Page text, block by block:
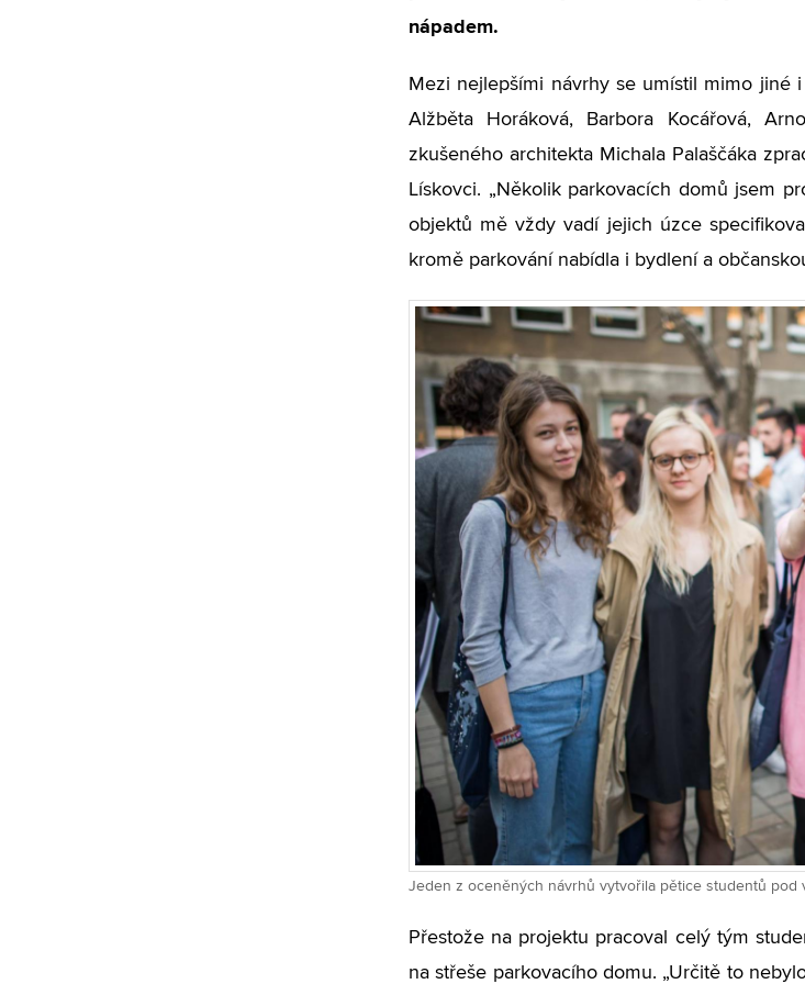
nápadem.
Mezi nejlepšími návrhy se umístil mimo jiné
Alžběta Horáková, Barbora Kocářová,
zkušeného architekta Michala Palaščáka
Lískovci. „Několik parkovacích domů jsem
objektů mě vždy vadí jejich úzce
kromě parkování nabídla i bydlení a
Jeden z oceněných návrhů vytvořila pětice studentů pod
Přestože na projektu pracoval celý tým
na střeše parkovacího domu. „Určitě to